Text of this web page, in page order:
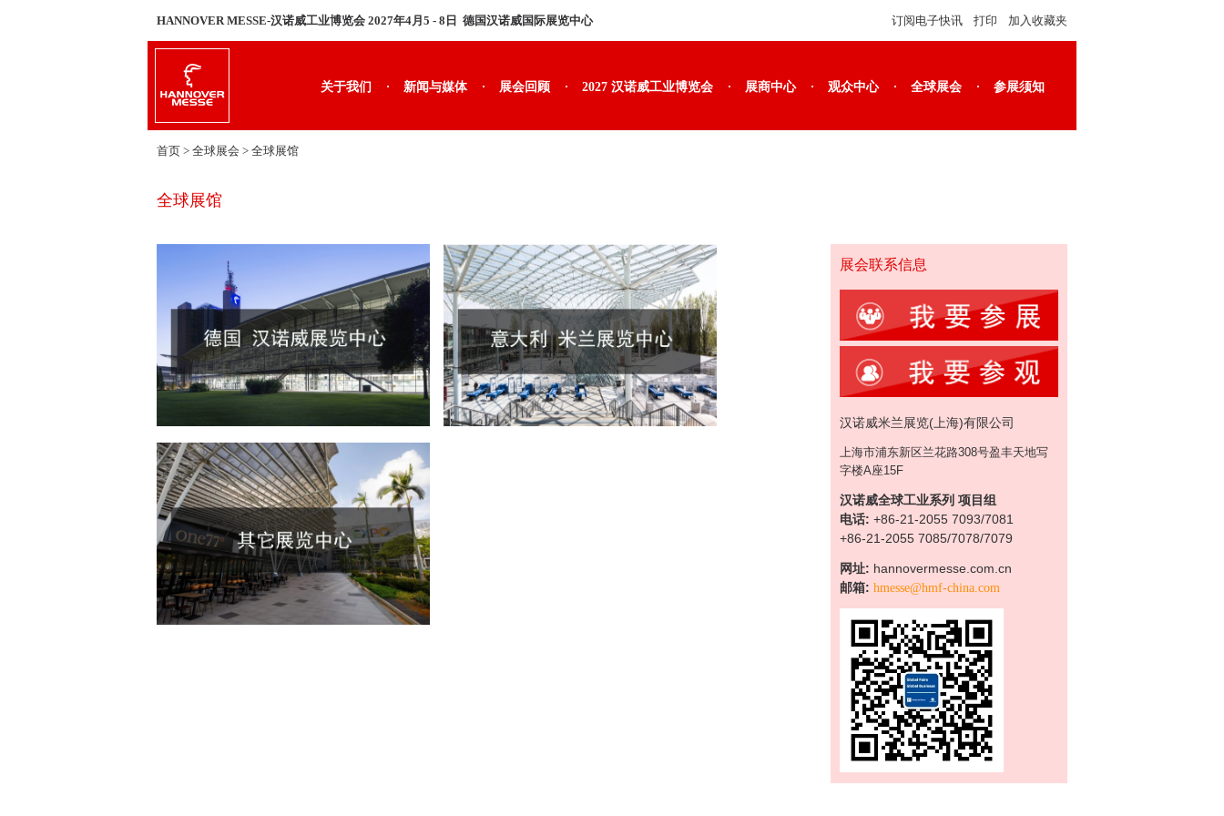
HANNOVER MESSE-汉诺威工业博览会 2027年4月5 - 8日 德国汉诺威国际展览中心 订阅电子快讯 打印 加入收藏夹
关于我们 · 新闻与媒体 · 展会回顾 · 2027 汉诺威工业博览会 · 展商中心 · 观众中心 · 全球展会 · 参展须知
首页 > 全球展会 > 全球展馆
全球展馆
展会联系信息
汉诺威米兰展览(上海)有限公司
上海市浦东新区兰花路308号盈丰天地写
字楼A座15F
汉诺威全球工业系列 项目组
电话: +86-21-2055 7093/7081
+86-21-2055 7085/7078/7079
网址: hannovermesse.com.cn
邮箱: hmesse@hmf-china.com